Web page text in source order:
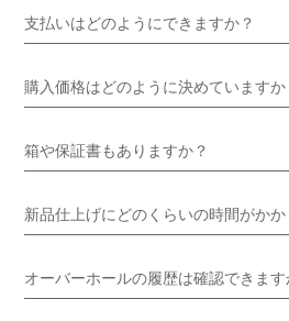
支払いはどのようにできますか？
購入価格はどのように決めていますか
箱や保証書もありますか？
新品仕上げにどのくらいの時間がかか
オーバーホールの履歴は確認できます